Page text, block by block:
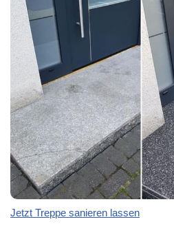
Jetzt Treppe sanieren lassen